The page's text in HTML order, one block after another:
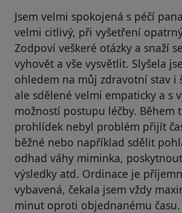
Jsem velmi spokojená s péčí
velmi citlivý, při vyšetření
Zodpoví veškeré otázky a snaží
vyhovět a vše vysvětlit. Slyšela
ohledem na můj zdravotní stav i
ale sdělené velmi empaticky a s
možností postupu léčby. Během
prohlídek nebyl problém přijít
běžné nebo například sdělit
odhad váhy miminka,
výsledky atd. Ordinace je
vybavená, čekala jsem vždy
minut oproti objednanému času.